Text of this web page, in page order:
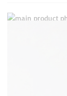
Vai